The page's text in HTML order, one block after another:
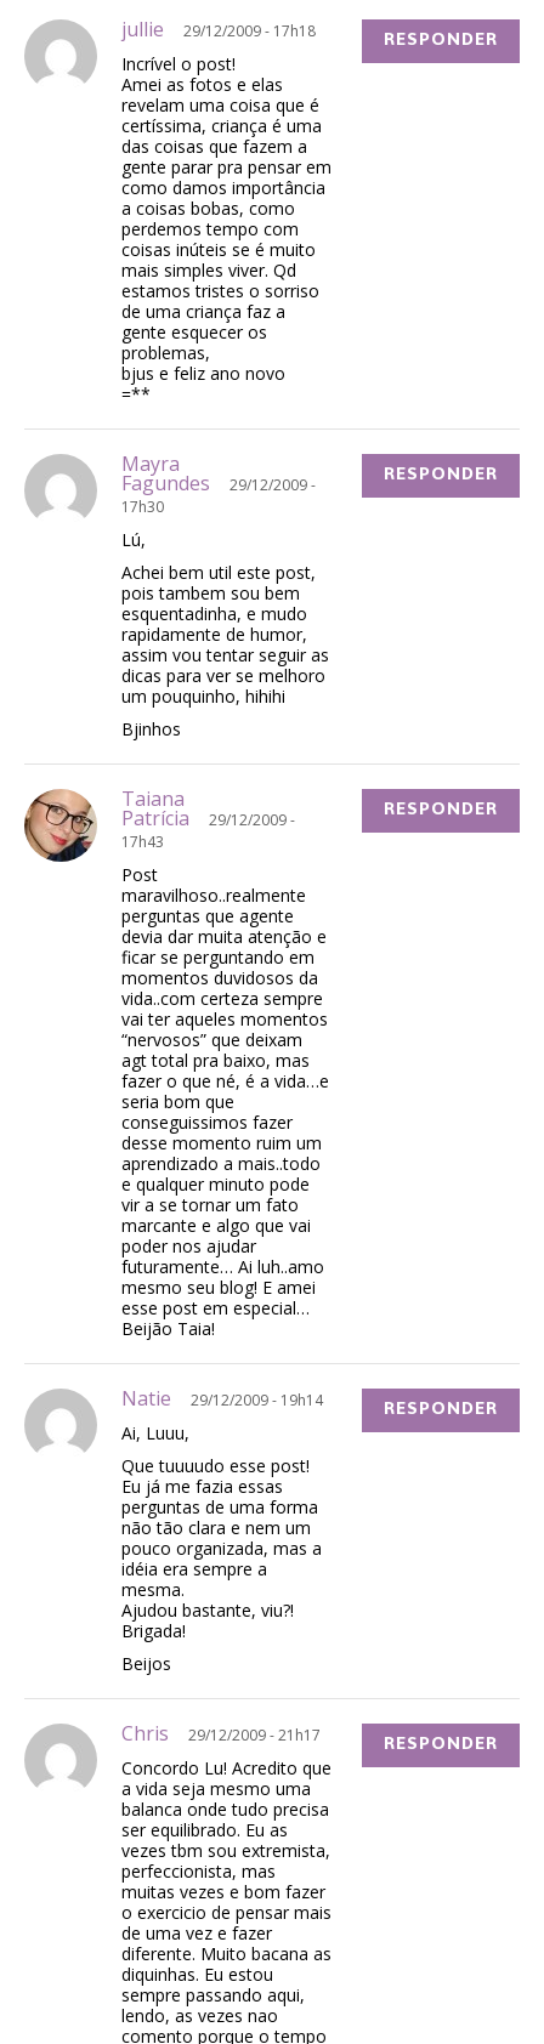
jullie 29/12/2009 - 17h18
Incrível o post!
Amei as fotos e elas
revelam uma coisa que é
certíssima, criança é uma
das coisas que fazem a
gente parar pra pensar em
como damos importância
a coisas bobas, como
perdemos tempo com
coisas inúteis se é muito
mais simples viver. Qd
estamos tristes o sorriso
de uma criança faz a
gente esquecer os
problemas,
bjus e feliz ano novo
=**
RESPONDER
Mayra
Fagundes
29/12/2009 -
17h30
Lú,
Achei bem util este post,
pois tambem sou bem
esquentadinha, e mudo
rapidamente de humor,
assim vou tentar seguir as
dicas para ver se melhoro
um pouquinho, hihihi
Bjinhos
RESPONDER
Taiana
Patrícia
29/12/2009 -
17h43
Post
maravilhoso..realmente
perguntas que agente
devia dar muita atenção e
ficar se perguntando em
momentos duvidosos da
vida..com certeza sempre
vai ter aqueles momentos
“nervosos” que deixam
agt total pra baixo, mas
fazer o que né, é a vida…e
seria bom que
conseguissimos fazer
desse momento ruim um
aprendizado a mais..todo
e qualquer minuto pode
vir a se tornar um fato
marcante e algo que vai
poder nos ajudar
futuramente… Ai luh..amo
mesmo seu blog! E amei
esse post em especial…
Beijão Taia!
RESPONDER
Natie 29/12/2009 - 19h14
Ai, Luuu,
Que tuuuudo esse post!
Eu já me fazia essas
perguntas de uma forma
não tão clara e nem um
pouco organizada, mas a
idéia era sempre a
mesma.
Ajudou bastante, viu?!
Brigada!
Beijos
RESPONDER
Chris 29/12/2009 - 21h17
Concordo Lu! Acredito que
a vida seja mesmo uma
balanca onde tudo precisa
ser equilibrado. Eu as
vezes tbm sou extremista,
perfeccionista, mas
muitas vezes e bom fazer
o exercicio de pensar mais
de uma vez e fazer
diferente. Muito bacana as
diquinhas. Eu estou
sempre passando aqui,
lendo, as vezes nao
comento porque o tempo
RESPONDER